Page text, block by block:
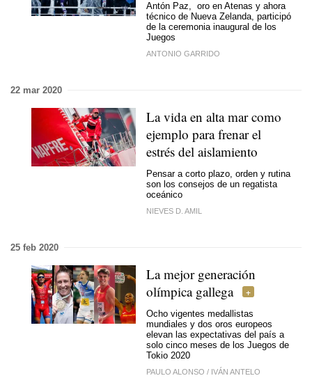
Antón Paz, oro en Atenas y ahora
técnico de Nueva Zelanda, participó
de la ceremonia inaugural de los
Juegos
ANTONIO GARRIDO
22 mar 2020
La vida en alta mar como
ejemplo para frenar el
estrés del aislamiento
Pensar a corto plazo, orden y rutina
son los consejos de un regatista
oceánico
NIEVES D. AMIL
25 feb 2020
La mejor generación
olímpica gallega
Ocho vigentes medallistas
mundiales y dos oros europeos
elevan las expectativas del país a
solo cinco meses de los Juegos de
Tokio 2020
PAULO ALONSO / IVÁN ANTELO